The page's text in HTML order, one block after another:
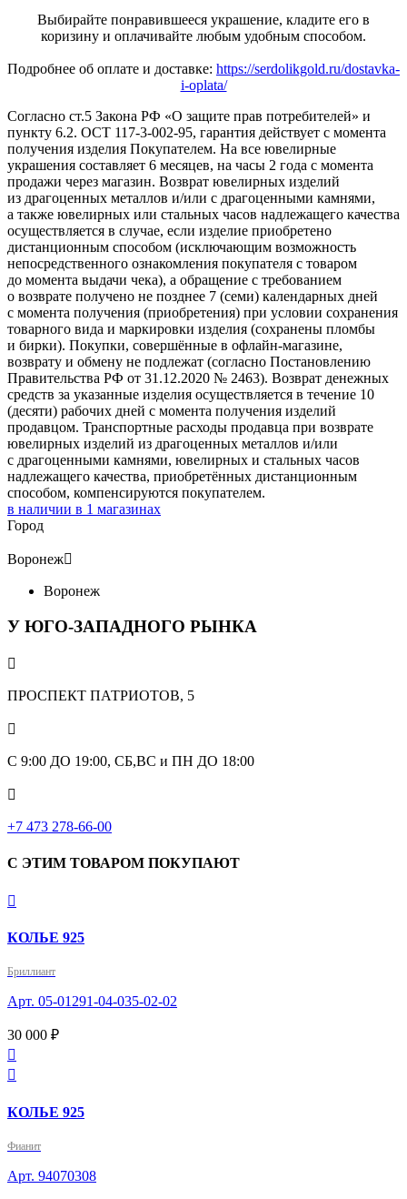
Выбирайте понравившееся украшение, кладите его в
коризину и оплачивайте любым удобным способом.
Подробнее об оплате и доставке: https://serdolikgold.ru/dostavka-
i-oplata/
Согласно ст.5 Закона РФ «О защите прав потребителей» и
пункту 6.2. ОСТ 117-3-002-95, гарантия действует с момента
получения изделия Покупателем. На все ювелирные
украшения составляет 6 месяцев, на часы 2 года с момента
продажи через магазин. Возврат ювелирных изделий
из драгоценных металлов и/или с драгоценными камнями,
а также ювелирных или стальных часов надлежащего качества
осуществляется в случае, если изделие приобретено
дистанционным способом (исключающим возможность
непосредственного ознакомления покупателя с товаром
до момента выдачи чека), а обращение с требованием
о возврате получено не позднее 7 (семи) календарных дней
с момента получения (приобретения) при условии сохранения
товарного вида и маркировки изделия (сохранены пломбы
и бирки). Покупки, совершённые в офлайн-магазине,
возврату и обмену не подлежат (согласно Постановлению
Правительства РФ от 31.12.2020 № 2463). Возврат денежных
средств за указанные изделия осуществляется в течение 10
(десяти) рабочих дней с момента получения изделий
продавцом. Транспортные расходы продавца при возврате
ювелирных изделий из драгоценных металлов и/или
с драгоценными камнями, ювелирных и стальных часов
надлежащего качества, приобретённых дистанционным
способом, компенсируются покупателем.
в наличии в 1 магазинах
Город
Воронеж
Воронеж
У ЮГО-ЗАПАДНОГО РЫНКА

ПРОСПЕКТ ПАТРИОТОВ, 5

С 9:00 ДО 19:00, СБ,ВС и ПН ДО 18:00

+7 473 278-66-00
С ЭТИМ ТОВАРОМ ПОКУПАЮТ

КОЛЬЕ 925
Бриллиант
Арт. 05-01291-04-035-02-02
30 000 ₽


КОЛЬЕ 925
Фианит
Арт. 94070308